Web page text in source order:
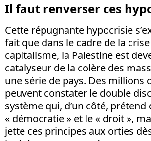
Il faut renverser ces
Cette répugnante hypocrisie
fait que dans le cadre de la
capitalisme, la Palestine est
catalyseur de la colère des
une série de pays. Des millions
peuvent constater le double
système qui, d’un côté, prétend
« démocratie » et le « droit »,
jette ces principes aux orties